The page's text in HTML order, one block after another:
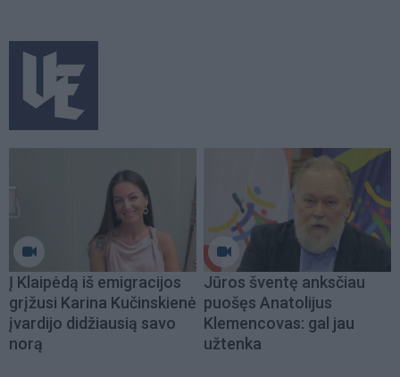
Į Klaipėdą iš emigracijos
grįžusi Karina Kučinskienė
įvardijo didžiausią savo
norą
Jūros šventę anksčiau
puošęs Anatolijus
Klemencovas: gal jau
užtenka